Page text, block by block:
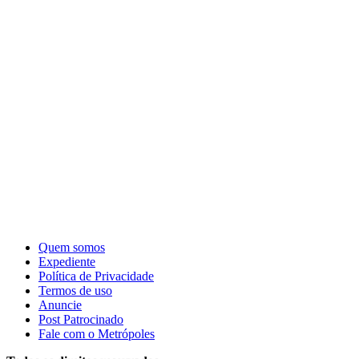
Quem somos
Expediente
Política de Privacidade
Termos de uso
Anuncie
Post Patrocinado
Fale com o Metrópoles